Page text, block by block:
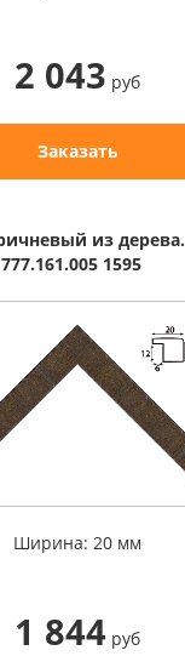
2 043 руб
Заказать
из дерева.
1595
Ширина: 20 мм
1 844 руб